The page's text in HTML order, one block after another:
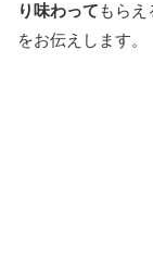
り味わって もら
をお伝えします。